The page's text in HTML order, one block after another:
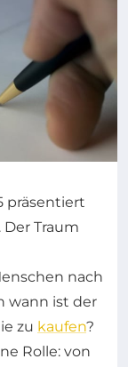
präsentiert
Traum
nach
wann ist der
zu kaufen?
Rolle: von